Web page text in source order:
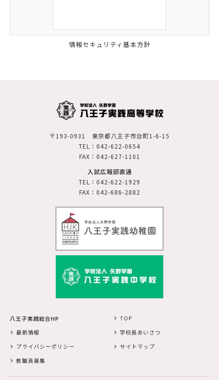
情報セキュリティ基本方針
〒193-0931 東京都八王子市台町1-6-15
TEL：042-622-0654
FAX：042-627-1101
入試広報部直通
TEL：042-622-1929
FAX：042-686-2882
八王子実践総合HP
TOP
最新情報
学校長あいさつ
プライバシーポリシー
サイトマップ
教職員募集